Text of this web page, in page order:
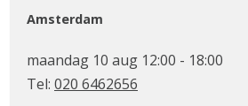
Amsterdam
maandag 10 aug 12:00 - 18:00
Tel: 020 6462656